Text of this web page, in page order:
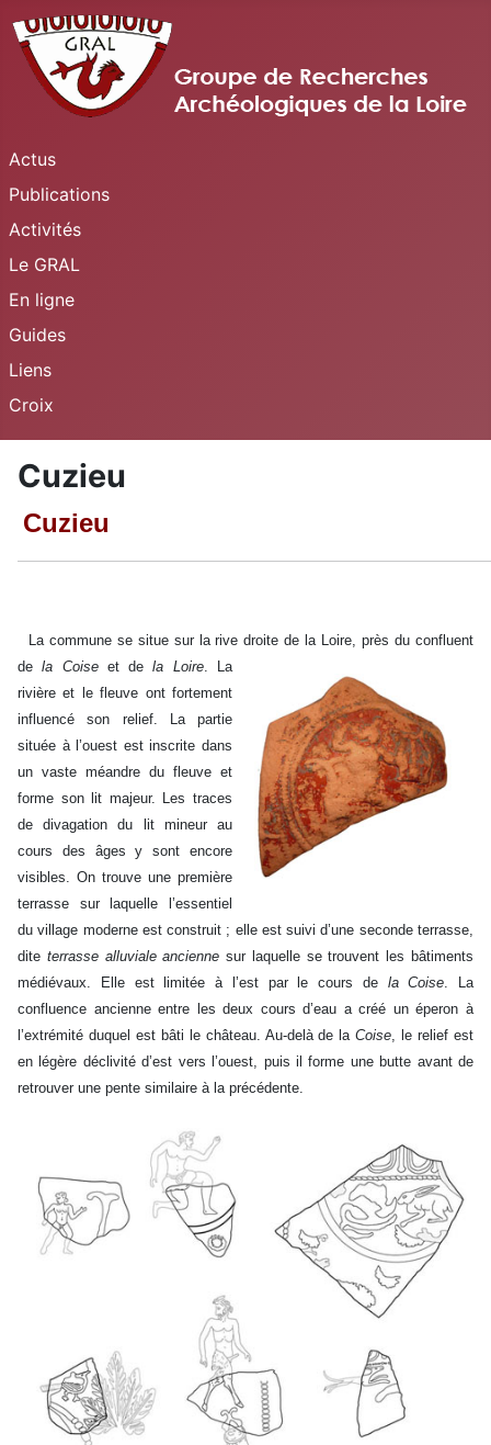
Actus
Publications
Activités
Le GRAL
En ligne
Guides
Liens
Croix
Cuzieu
Cuzieu
La commune se situe sur la rive droite de la Loire, près du confluent
dela Coiseet dela Loire. La
rivière et le fleuve ont fortement
influencé son relief. La partie
située à l’ouest est inscrite dans
un vaste méandre du fleuve et
forme son lit majeur. Les traces
de divagation du lit mineur au
cours des âges y sont encore
visibles. On trouve une première
terrasse sur laquelle l’essentiel
du village moderne est construit ; elle est suivi d’une seconde terrasse,
dite terrasse alluviale anciennesur laquelle se trouvent les bâtiments
médiévaux. Elle est limitée à l’est par le cours de la Coise. La
confluence ancienne entre les deux cours d’eau a créé un éperon à
l’extrémité duquel est bâti le château. Au-delà de laCoise, le relief est
en légère déclivité d’est vers l’ouest, puis il forme une butte avant de
retrouver une pente similaire à la précédente.